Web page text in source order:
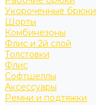
Укороченные брюки
Шорты
Комбинезоны
Флис и 2й слой
Толстовки
Флис
Софтшеллы
Аксессуары
Ремни и подтяжки